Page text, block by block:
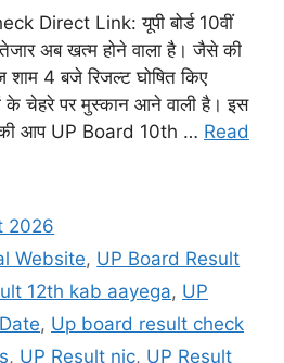
Direct Link: यूपी बोर्ड 10वीं
अब खत्म होने वाला है। जैसे की
4 बजे रिजल्ट घोषित किए
के चेहरे पर मुस्कान आने वाली है। इस
आप UP Board 10th … Read
2026
Website, UP Board Result
12th kab aayega, UP
, Up board result check
, UP Result nic, UP Result